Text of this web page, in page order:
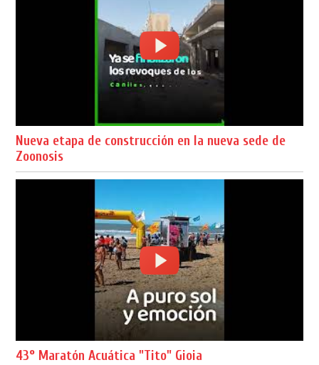
Nueva etapa de construcción en la nueva sede de
Zoonosis
43° Maratón Acuática "Tito" Gioia